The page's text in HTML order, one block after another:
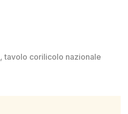
,tavolo corilicolo nazionale